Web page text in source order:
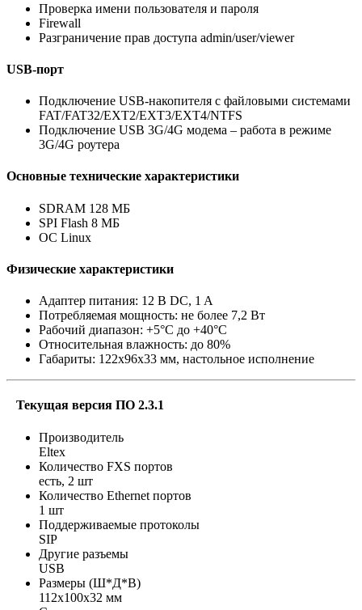
Проверка имени пользователя и пароля
Firewall
Разграничение прав доступа admin/user/viewer
USB-порт
Подключение USB-накопителя с файловыми системами
FAT/FAT32/EXT2/EXT3/EXT4/NTFS
Подключение USB 3G/4G модема – работа в режиме
3G/4G роутера
Основные технические характеристики
SDRAM 128 MБ
SPI Flash 8 MБ
OС Linux
Физические характеристики
Адаптер питания: 12 В DC, 1 A
Потребляемая мощность: не более 7,2 Вт
Рабочий диапазон: +5°С до +40°С
Относительная влажность: до 80%
Габариты: 122х96х33 мм, настольное исполнение
Текущая версия ПО 2.3.1
Производитель
Eltex
Количество FXS портов
есть, 2 шт
Количество Ethernet портов
1 шт
Поддерживаемые протоколы
SIP
Другие разъемы
USB
Размеры (Ш*Д*В)
112х100х32 мм